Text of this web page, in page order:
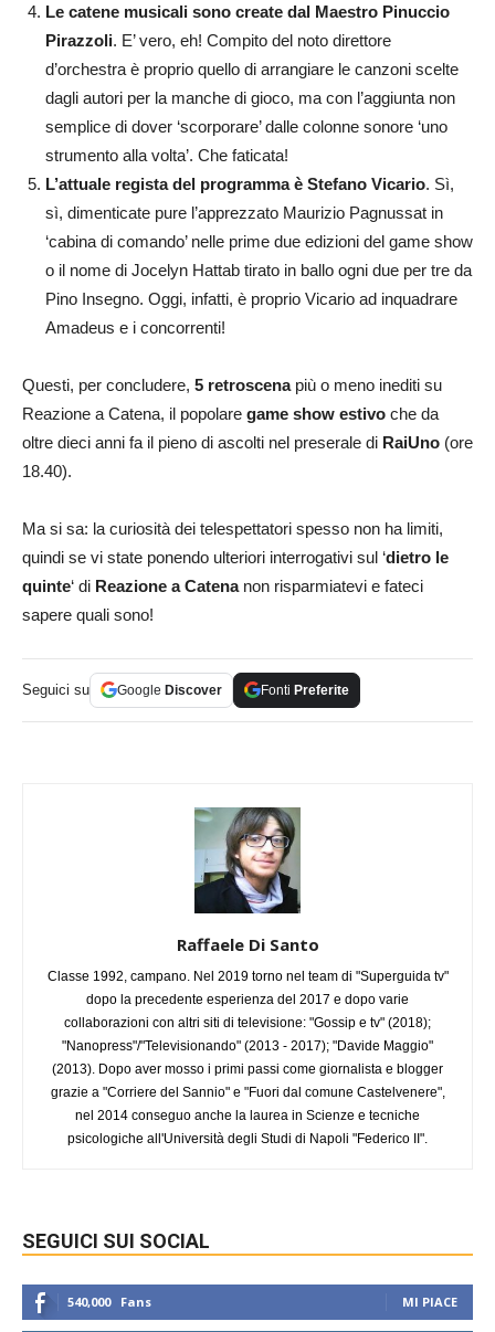
Le catene musicali sono create dal Maestro Pinuccio
Pirazzoli. E’ vero, eh! Compito del noto direttore
d’orchestra è proprio quello di arrangiare le canzoni scelte
dagli autori per la manche di gioco, ma con l’aggiunta non
semplice di dover ‘scorporare’ dalle colonne sonore ‘uno
strumento alla volta’. Che faticata!
L’attuale regista del programma è Stefano Vicario. Sì,
sì, dimenticate pure l’apprezzato Maurizio Pagnussat in
‘cabina di comando’ nelle prime due edizioni del game show
o il nome di Jocelyn Hattab tirato in ballo ogni due per tre da
Pino Insegno. Oggi, infatti, è proprio Vicario ad inquadrare
Amadeus e i concorrenti!
Questi, per concludere, 5 retroscenapiù o meno inediti su
Reazione a Catena, il popolare game show estivo che da
oltre dieci anni fa il pieno di ascolti nel preserale di RaiUno (ore
18.40).
Ma si sa: la curiosità dei telespettatori spesso non ha limiti,
quindi se vi state ponendo ulteriori interrogativi sul ‘dietro le
quinte‘ di Reazione a Catenanon risparmiatevi e fateci
sapere quali sono!
Seguici su Google Discover Fonti Preferite
Raffaele Di Santo
Classe 1992, campano. Nel 2019 torno nel team di "Superguida tv"
dopo la precedente esperienza del 2017 e dopo varie
collaborazioni con altri siti di televisione: "Gossip e tv" (2018);
"Nanopress"/"Televisionando" (2013 - 2017); "Davide Maggio"
(2013). Dopo aver mosso i primi passi come giornalista e blogger
grazie a "Corriere del Sannio" e "Fuori dal comune Castelvenere",
nel 2014 conseguo anche la laurea in Scienze e tecniche
psicologiche all'Università degli Studi di Napoli "Federico II".
SEGUICI SUI SOCIAL
540,000 Fans MI PIACE